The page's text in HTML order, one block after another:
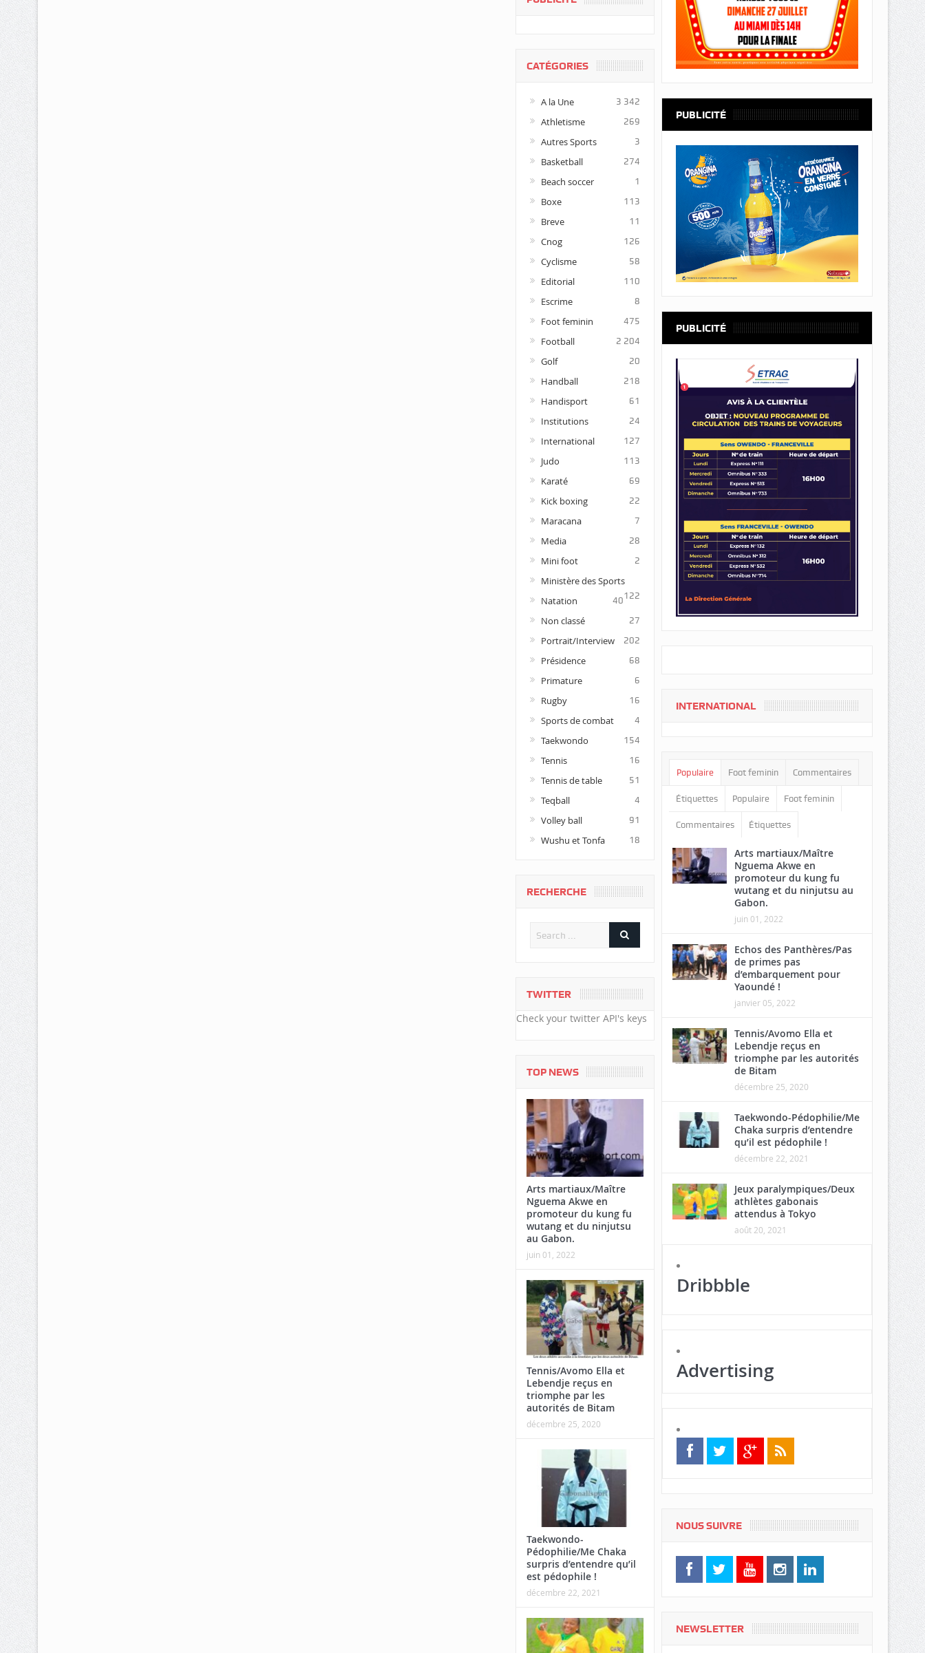
CATÉGORIES
A la Une 3 342
Athletisme 269
Autres Sports 3
Basketball 274
Beach soccer 1
Boxe 113
Breve 11
Cnog 126
Cyclisme 58
Editorial 110
Escrime 8
Foot feminin 475
Football 2 204
Golf 20
Handball 218
Handisport 61
Institutions 24
International 127
Judo 113
Karaté 69
Kick boxing 22
Maracana 7
Media 28
Mini foot 2
Ministère des Sports
122
Natation 40
Non classé 27
Portrait/Interview 202
Présidence 68
Primature 6
Rugby 16
Sports de combat 4
Taekwondo 154
Tennis 16
Tennis de table 51
Teqball 4
Volley ball 91
Wushu et Tonfa 18
RECHERCHE
TWITTER
Check your twitter API's keys
TOP NEWS
Arts martiaux/Maître
Nguema Akwe en
promoteur du kung fu
wutang et du ninjutsu
au Gabon.
juin 01, 2022
Tennis/Avomo Ella et
Lebendje reçus en
triomphe par les
autorités de Bitam
décembre 25, 2020
Taekwondo-
Pédophilie/Me Chaka
surpris d’entendre qu’il
est pédophile !
décembre 22, 2021
PUBLICITÉ
PUBLICITÉ
INTERNATIONAL
Populaire Foot feminin Commentaires
Étiquettes Populaire Foot feminin
Commentaires Étiquettes
Arts martiaux/Maître
Nguema Akwe en
promoteur du kung fu
wutang et du ninjutsu au
Gabon.
juin 01, 2022
Echos des Panthères/Pas
de primes pas
d’embarquement pour
Yaoundé !
janvier 05, 2022
Tennis/Avomo Ella et
Lebendje reçus en
triomphe par les autorités
de Bitam
décembre 25, 2020
Taekwondo-Pédophilie/Me
Chaka surpris d’entendre
qu’il est pédophile !
décembre 22, 2021
Jeux paralympiques/Deux
athlètes gabonais
attendus à Tokyo
août 20, 2021
Dribbble
Advertising
NOUS SUIVRE
NEWSLETTER